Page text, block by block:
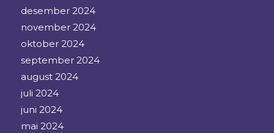
desember 2024
november 2024
oktober 2024
september 2024
august 2024
juli 2024
juni 2024
mai 2024